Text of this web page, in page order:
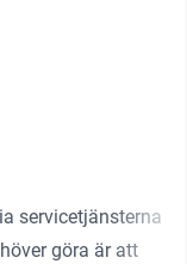
servicetjänsterna
göra är att